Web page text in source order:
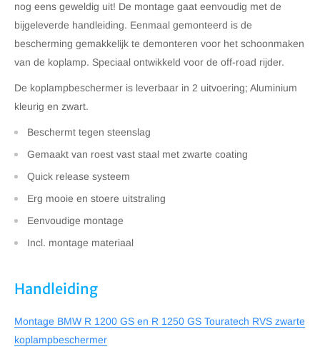
nog eens geweldig uit! De montage gaat eenvoudig met de
bijgeleverde handleiding. Eenmaal gemonteerd is de
bescherming gemakkelijk te demonteren voor het schoonmaken
van de koplamp. Speciaal ontwikkeld voor de off-road rijder.
De koplampbeschermer is leverbaar in 2 uitvoering; Aluminium
kleurig en zwart.
Beschermt tegen steenslag
Gemaakt van roest vast staal met zwarte coating
Quick release systeem
Erg mooie en stoere uitstraling
Eenvoudige montage
Incl. montage materiaal
Handleiding
Montage BMW R 1200 GS en R 1250 GS Touratech RVS zwarte
koplampbeschermer